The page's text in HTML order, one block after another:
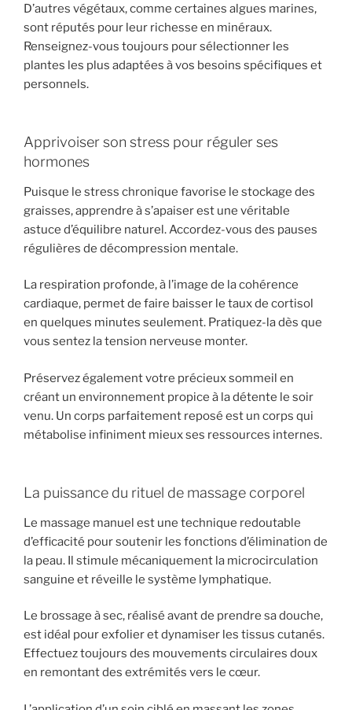
D’autres végétaux, comme certaines algues marines,
sont réputés pour leur richesse en minéraux.
Renseignez-vous toujours pour sélectionner les
plantes les plus adaptées à vos besoins spécifiques et
personnels.
Apprivoiser son stress pour réguler ses
hormones
Puisque le stress chronique favorise le stockage des
graisses, apprendre à s’apaiser est une véritable
astuce d’équilibre naturel. Accordez-vous des pauses
régulières de décompression mentale.
La respiration profonde, à l’image de la cohérence
cardiaque, permet de faire baisser le taux de cortisol
en quelques minutes seulement. Pratiquez-la dès que
vous sentez la tension nerveuse monter.
Préservez également votre précieux sommeil en
créant un environnement propice à la détente le soir
venu. Un corps parfaitement reposé est un corps qui
métabolise infiniment mieux ses ressources internes.
La puissance du rituel de massage corporel
Le massage manuel est une technique redoutable
d’efficacité pour soutenir les fonctions d’élimination de
la peau. Il stimule mécaniquement la microcirculation
sanguine et réveille le système lymphatique.
Le brossage à sec, réalisé avant de prendre sa douche,
est idéal pour exfolier et dynamiser les tissus cutanés.
Effectuez toujours des mouvements circulaires doux
en remontant des extrémités vers le cœur.